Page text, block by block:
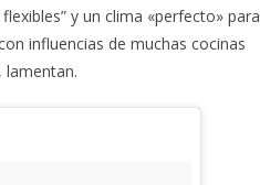
y un clima «perfecto» para
influencias de muchas cocinas
lamentan.